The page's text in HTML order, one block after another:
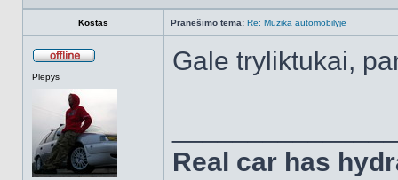
Kostas Pranešimo tema: Re: Muzika automobilyje
Plepys
Gale tryliktukai,
Real car has